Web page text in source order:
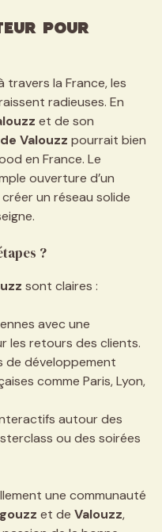
pour
travers la France, les
radieuses. En
et de son
Valouzz pourrait bien
en France. Le
ouverture d’un
un réseau solide
?
sont claires :
avec une
les retours des clients.
de développement
comme Paris, Lyon,
autour des
ou des soirées
une communauté
et de Valouzz,